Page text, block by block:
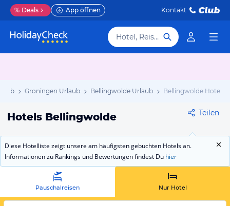
% Deals App öffnen Kontakt
Hotel, Reiseziel
Groningen Urlaub Bellingwolde Urlaub Bellingwolde Hotels
Hotels Bellingwolde Teilen
Diese Hotelliste zeigt unsere am häufigsten gebuchten Hotels an.
Informationen zu Rankings und Bewertungen findest Du hier
Pauschalreisen Nur Hotel